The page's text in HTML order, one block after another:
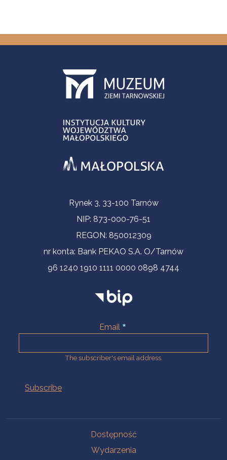
Contact InformationRynek 3, 33-100 Tarnów
NIP: 873-000-76-51
REGON: 850012309
nr konta: Bank PEKAO S.A. O/Tarnów
96 1240 1910 1111 0000 0898 4744
Email
The subscriber's email address.
Dostępność
Wydarzenia